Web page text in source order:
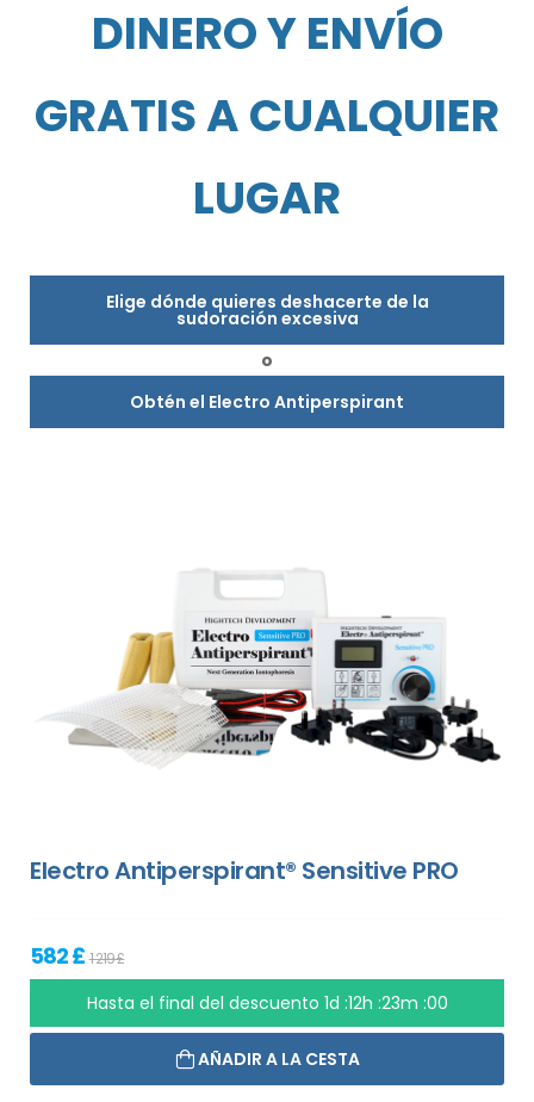
DINERO Y ENVÍO
GRATIS A CUALQUIER
LUGAR
Elige dónde quieres deshacerte de la
sudoración excesiva
o
Obtén el Electro Antiperspirant
Electro Antiperspirant® Sensitive PRO
582 £1 219 £
Hasta el final del descuento 1d :12h :22m :59
AÑADIR A LA CESTA